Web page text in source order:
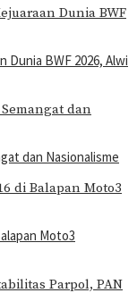
Dunia BWF 2026, Alwi
dan Nasionalisme
Moto3